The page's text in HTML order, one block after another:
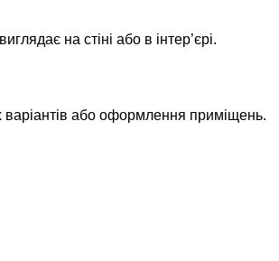
на стіні або в інтер’єрі.
варіантів або оформлення приміщень.